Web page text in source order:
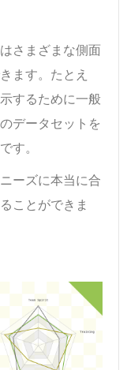
さまざまな側面
ます。たとえ
するために一般
データセットを
す。
ーズに本当に合
ことができま